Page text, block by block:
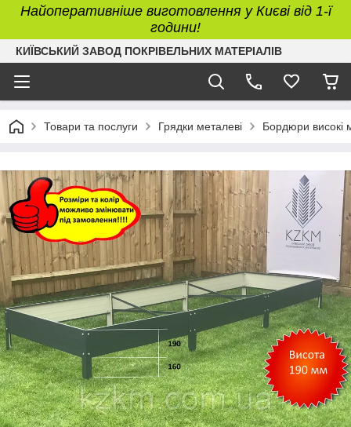
Найоперативніше виготовлення у Києві від 1-ї
години!
КИЇВСЬКИЙ ЗАВОД ПОКРІВЕЛЬНИХ МАТЕРІАЛІВ
Товари та послуги Грядки металеві Бордюри високі